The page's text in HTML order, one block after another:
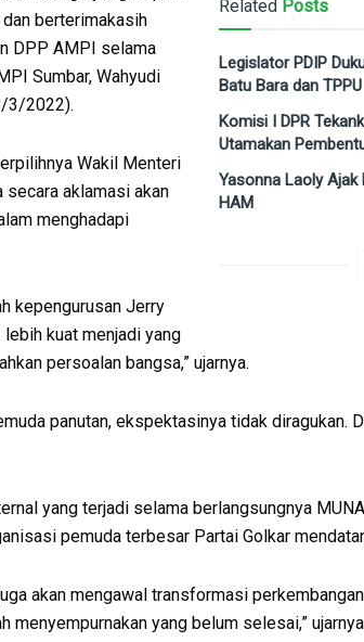
Related Posts
Legislator PDIP
Batu Bara dan TPPU
Komisi I DPR
Utamakan
Yasonna Laoly Ajak
HAM
berterimakasih
DPP AMPI selama
Sumbar, Wahyudi
3/2022).
Wakil Menteri
secara aklamasi akan
menghadapi
kepengurusan Jerry
kuat menjadi yang
persoalan bangsa,” ujarnya.
panutan, ekspektasinya tidak diragukan.
yang terjadi selama berlangsungnya
pemuda terbesar Partai Golkar
akan mengawal transformasi
menyempurnakan yang belum selesai,”